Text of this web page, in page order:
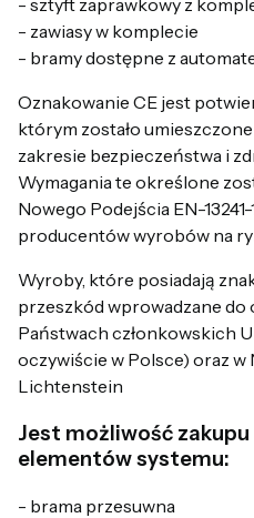
- sztyft zaprawkowy z
- zawiasy w komplecie
- bramy dostępne z
Oznakowanie CE jest
którym zostało
zakresie bezpieczeństwa i
Wymagania te określone
Nowego Podejścia EN-
producentów wyrobów na
Wyroby, które posiadają
przeszkód wprowadzane
Państwach członkowskich
oczywiście w Polsce) oraz w
Lichtenstein
Jest możliwość
elementów systemu:
- brama przesuwna